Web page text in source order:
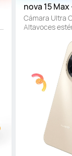
nova 15 Max
Cámara Ultra
Altavoces